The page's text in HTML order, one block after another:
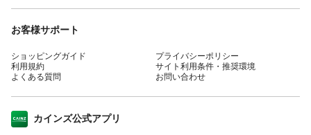
お客様サポート
ショッピングガイド
利用規約
よくある質問
プライバシーポリシー
サイト利用条件・推奨環境
お問い合わせ
カインズ公式アプリ